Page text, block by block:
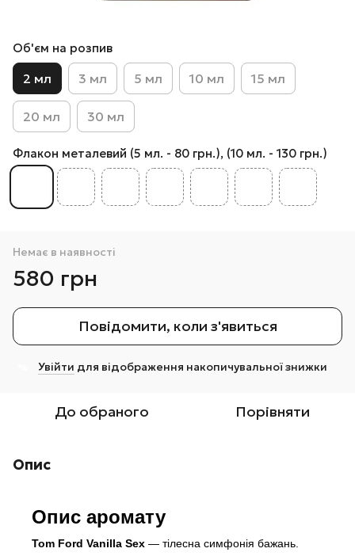
Об'єм на розпив
2 мл 3 мл 5 мл 10 мл 15 мл
20 мл 30 мл
Флакон металевий (5 мл. - 80 грн.), (10 мл. - 130 грн.)
Немає в наявності
580 грн
Повідомити, коли з'явиться
Увійти для відображення накопичувальної знижки
До обраного Порівняти
Опис
Опис аромату
Tom Ford Vanilla Sex — тілесна симфонія бажань.